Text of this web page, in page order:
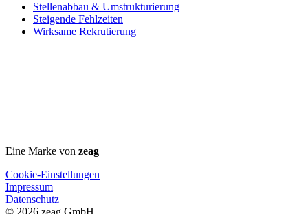
Stellenabbau & Umstrukturierung
Steigende Fehlzeiten
Wirksame Rekrutierung
Eine Marke von zeag
Cookie-Einstellungen
Impressum
Datenschutz
© 2026 zeag GmbH